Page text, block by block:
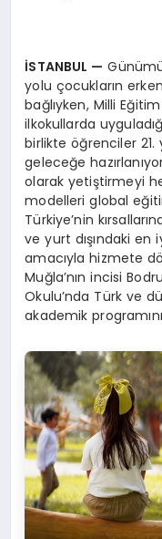
İSTANBUL —
yolu çocukların
bağlıyken, Milli Eğitim
ilkokullarda
birlikte öğrenciler 21.
geleceğe
olarak yetiştirmeyi
modelleri global
Türkiye’nin
ve yurt dışındaki
amacıyla hizmete
Muğla’nın incisi
Okulu’nda Türk ve
akademik